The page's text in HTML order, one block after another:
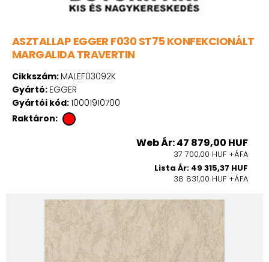
ASZTALLAP EGGER F030 ST75 KONFEKCIONÁLT
MARGALIDA TRAVERTIN
Cikkszám: MALEF03092K
Gyártó: EGGER
Gyártói kód:10001910700
Raktáron:
Web Ár: 47 879,00 HUF
37 700,00 HUF +ÁFA
Lista Ár: 49 315,37 HUF
38 831,00 HUF +ÁFA